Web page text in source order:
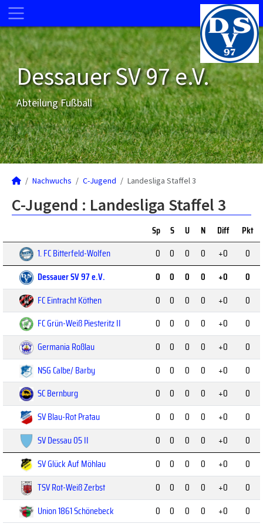
Dessauer SV 97 e.V.
Abteilung Fußball
Nachwuchs C-Jugend Landesliga Staffel 3
C-Jugend : Landesliga Staffel 3
Sp S U N Diff
Pkt
1. FC Bitterfeld-Wolfen
0 0 0 0 +0
0
Dessauer SV 97 e.V.
0 0 0 0 +0
0
FC Eintracht Köthen
0 0 0 0 +0
0
FC Grün-Weiß Piesteritz II
0 0 0 0 +0
0
Germania Roßlau
0 0 0 0 +0
0
NSG Calbe/ Barby
0 0 0 0 +0
0
SC Bernburg
0 0 0 0 +0
0
SV Blau-Rot Pratau
0 0 0 0 +0
0
SV Dessau 05 II
0 0 0 0 +0
0
SV Glück Auf Möhlau
0 0 0 0 +0
0
TSV Rot-Weiß Zerbst
0 0 0 0 +0
0
Union 1861 Schönebeck
0 0 0 0 +0 0